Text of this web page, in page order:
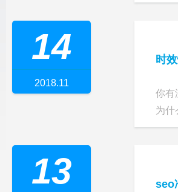
时
你有
为什
14
2018.11
seo
13